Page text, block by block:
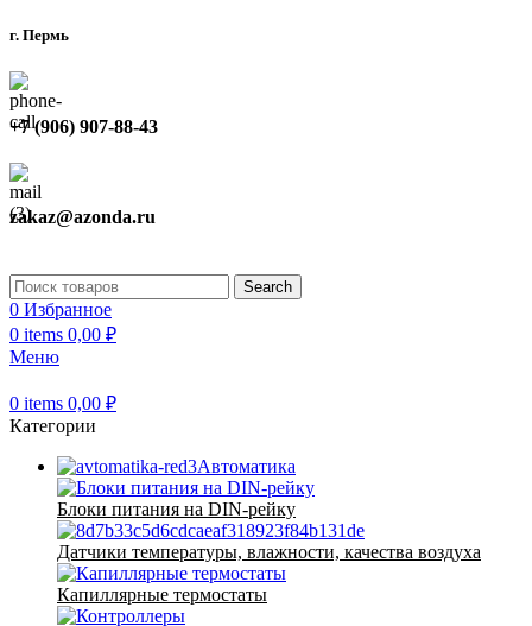
г. Пермь
+7 (906) 907-88-43
zakaz@azonda.ru
Search
0 Избранное
0 items 0,00 ₽
Меню
0 items 0,00 ₽
Категории
Автоматика
Блоки питания на DIN-рейку
Датчики температуры, влажности, качества воздуха
Капиллярные термостаты